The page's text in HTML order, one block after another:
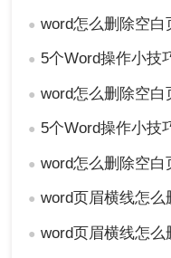
● word怎么删除空白
● 5个Word操作小技
● word怎么删除空白
● 5个Word操作小技
● word怎么删除空白
● word页眉横线怎么删
● word页眉横线怎么